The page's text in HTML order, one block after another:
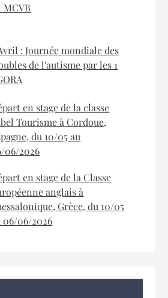
MCVB
: Journée mondiale des
de l'autisme par les 1
en stage de la classe
Tourisme à Cordoue,
du 10/05 au
06/2026
en stage de la Classe
anglais à
Grèce, du 10/05
06/06/2026